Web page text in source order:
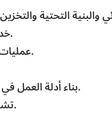
خدمات المسح الضوئي والتقاط البيانات.
عمليات المسح الضوئي للمستندات والوثائق.
بناء أدلة العمل في إدارة المستندات والأرشفة الالكترونية.
تشغيل خدمات ونظم الارشفة الالكترونية.